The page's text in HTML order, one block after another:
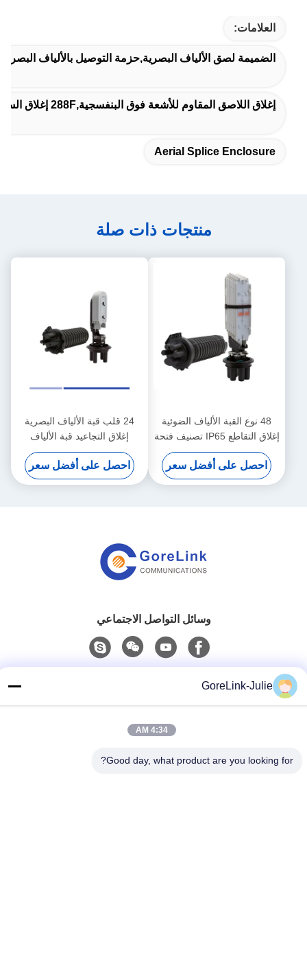
العلامات:
الضميمة لصق الألياف البصرية,حزمة التوصيل بالألياف
إغلاق اللاصق المقاوم للأشعة فوق البنفسجية,288F إغلاق السعة في الألياف,288F حجرة قبة من الألياف
Aerial Splice Enclosure
منتجات ذات صلة
48 نوع القبة الألياف الضوئية
إغلاق التقاطع IP65 تصنيف فتحة
الصنبور
احصل على أفضل سعر
24 قلب قبة الألياف البصرية
إغلاق التجاعيد قبة الألياف
الحجرة ضد الأشعة فوق
البنفسجية
احصل على أفضل سعر
وسائل التواصل الاجتماعي
الهاتف
البريد الإلكتروني
GoreLink-Julie
4:34 AM
Good day, what product are you looking for?